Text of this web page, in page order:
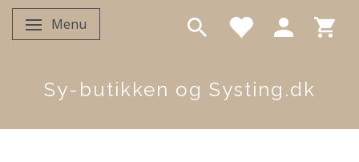
Skifte navigation
Menu
Sy-butikken og Systing.dk